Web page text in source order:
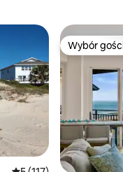
gości Wybór
Wybór